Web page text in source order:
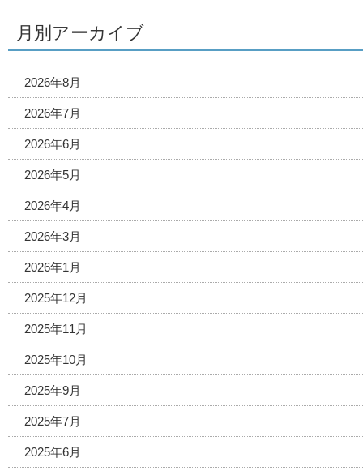
月別アーカイブ
2026年8月
2026年7月
2026年6月
2026年5月
2026年4月
2026年3月
2026年1月
2025年12月
2025年11月
2025年10月
2025年9月
2025年7月
2025年6月